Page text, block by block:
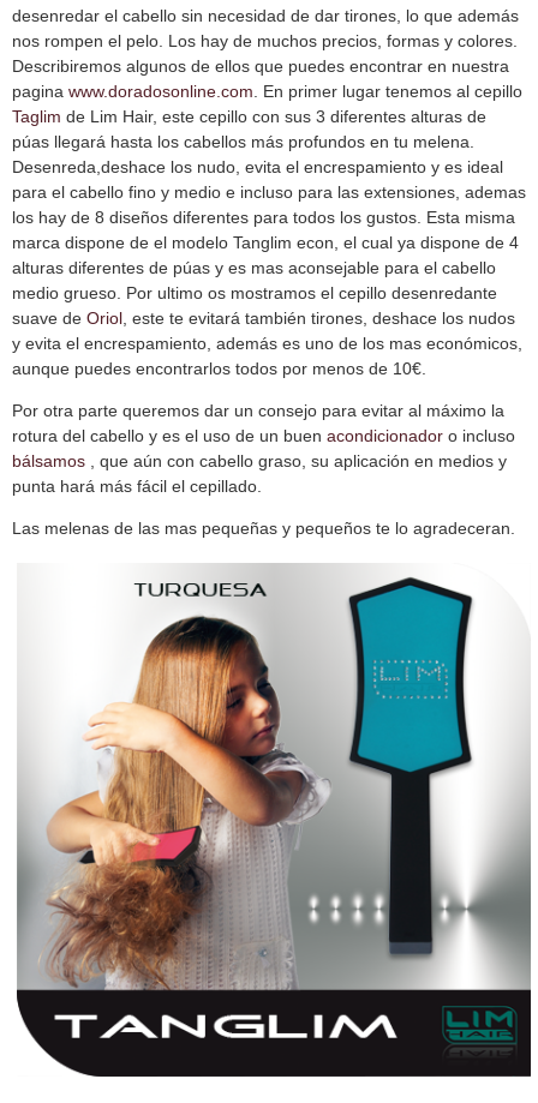
desenredar el cabello sin necesidad de dar tirones, lo que además
nos rompen el pelo. Los hay de muchos precios, formas y colores.
Describiremos algunos de ellos que puedes encontrar en nuestra
pagina www.doradosonline.com . En primer lugar tenemos al cepillo
Taglim de Lim Hair, este cepillo con sus 3 diferentes alturas de
púas llegará hasta los cabellos más profundos en tu melena.
Desenreda,deshace los nudo, evita el encrespamiento y es ideal
para el cabello fino y medio e incluso para las extensiones, ademas
los hay de 8 diseños diferentes para todos los gustos. Esta misma
marca dispone de el modelo Tanglim econ, el cual ya dispone de 4
alturas diferentes de púas y es mas aconsejable para el cabello
medio grueso. Por ultimo os mostramos el cepillo desenredante
suave de Oriol , este te evitará también tirones, deshace los nudos
y evita el encrespamiento, además es uno de los mas económicos,
aunque puedes encontrarlos todos por menos de 10€.
Por otra parte queremos dar un consejo para evitar al máximo la
rotura del cabello y es el uso de un buen acondicionador o incluso
bálsamos , que aún con cabello graso, su aplicación en medios y
punta hará más fácil el cepillado.
Las melenas de las mas pequeñas y pequeños te lo agradeceran.